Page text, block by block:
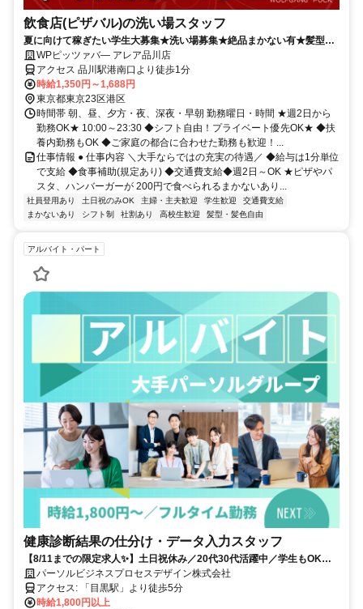
飲食店(ピザバル)の洗い場スタッフ
夏に向けて稼ぎたい学生大募集★洗い場募集★絶品まかない有★髪型・
髪色自由★履歴書不要
WPピッツァバ― アレア品川店
アクセス 品川駅港南口より徒歩1分
時給1,350円～1,688円
東京都東京23区港区
時間帯 朝、昼、夕方・夜、深夜・早朝 勤務曜日・時間 ★週2日から
勤務OK★ 10:00～23:30 ◆シフト自由！プライベート優先OK★ ◆扶
養内勤務もOK ◆ご家庭の都合に合わせた勤務も歓迎！...
仕事情報 ● 仕事内容 ＼大手ならではの充実の待遇／ ◆給与は1分単位
で支給 ◆食事補助(規定あり) ◆交通費支給◆週2日～OK ★ピザやパ
スタ、ハンバーガーが 200円で食べられるまかないあり...
社員登用あり 土日祝のみOK 主婦・主夫歓迎 学生歓迎
交通費支給
まかないあり
シフト制 社割あり 高校生歓迎 髪型・髪色自由
アルバイト・パート
健康診断結果の仕分け・データ入力スタッフ
【8/11までの限定求人✨】土日祝休み／20代30代活躍中／学生もOK／
コツコツ作業が好きな方！
パーソルビジネスプロセスデザイン株式会社
アクセス: 「目黒駅」より徒歩5分
時給1,800円以上